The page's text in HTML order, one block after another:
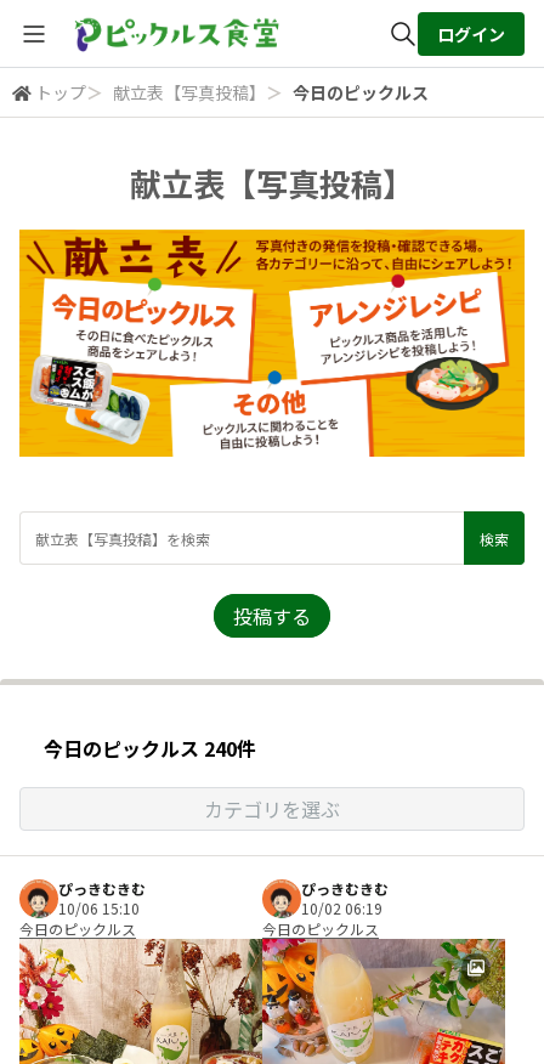
全体検索
ログイン
トップ＞ 献立表【写真投稿】 ＞ 今日のピックルス
献立表【写真投稿】
投稿する
今日のピックルス 240件
カテゴリを選ぶ
ぴっきむきむ
10/06 15:10
今日のピックルス
ぴっきむきむ
10/02 06:19
今日のピックルス